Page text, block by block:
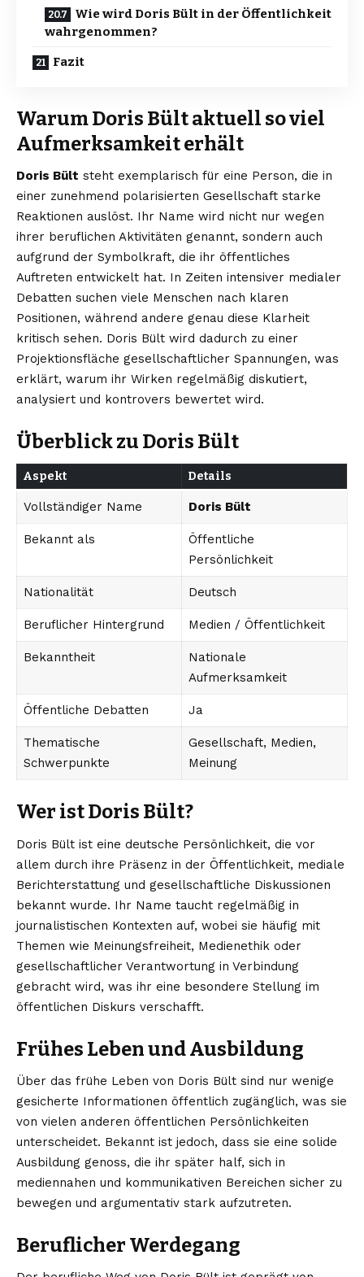
Wie wird Doris Bült in der Öffentlichkeit
wahrgenommen?
Fazit
Warum Doris Bült aktuell so viel
Aufmerksamkeit erhält
Doris Bült steht exemplarisch für eine Person, die in
einer zunehmend polarisierten Gesellschaft starke
Reaktionen auslöst. Ihr Name wird nicht nur wegen
ihrer beruflichen Aktivitäten genannt, sondern auch
aufgrund der Symbolkraft, die ihr öffentliches
Auftreten entwickelt hat. In Zeiten intensiver medialer
Debatten suchen viele Menschen nach klaren
Positionen, während andere genau diese Klarheit
kritisch sehen. Doris Bült wird dadurch zu einer
Projektionsfläche gesellschaftlicher Spannungen, was
erklärt, warum ihr Wirken regelmäßig diskutiert,
analysiert und kontrovers bewertet wird.
Überblick zu Doris Bült
Aspekt Details
Vollständiger Name Doris Bült
Bekannt als
Öffentliche
Persönlichkeit
Nationalität Deutsch
Beruflicher Hintergrund Medien / Öffentlichkeit
Bekanntheit
Nationale
Aufmerksamkeit
Öffentliche Debatten Ja
Thematische
Schwerpunkte
Gesellschaft, Medien,
Meinung
Wer ist Doris Bült?
Doris Bült ist eine deutsche Persönlichkeit, die vor
allem durch ihre Präsenz in der Öffentlichkeit, mediale
Berichterstattung und gesellschaftliche Diskussionen
bekannt wurde. Ihr Name taucht regelmäßig in
journalistischen Kontexten auf, wobei sie häufig mit
Themen wie Meinungsfreiheit, Medienethik oder
gesellschaftlicher Verantwortung in Verbindung
gebracht wird, was ihr eine besondere Stellung im
öffentlichen Diskurs verschafft.
Frühes Leben und Ausbildung
Über das frühe Leben von Doris Bült sind nur wenige
gesicherte Informationen öffentlich zugänglich, was sie
von vielen anderen öffentlichen Persönlichkeiten
unterscheidet. Bekannt ist jedoch, dass sie eine solide
Ausbildung genoss, die ihr später half, sich in
mediennahen und kommunikativen Bereichen sicher zu
bewegen und argumentativ stark aufzutreten.
Beruflicher Werdegang